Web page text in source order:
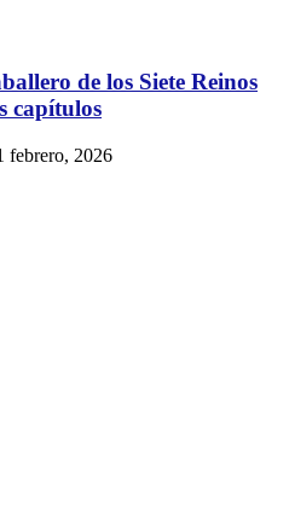
de los Siete Reinos
capítulos
febrero, 2026